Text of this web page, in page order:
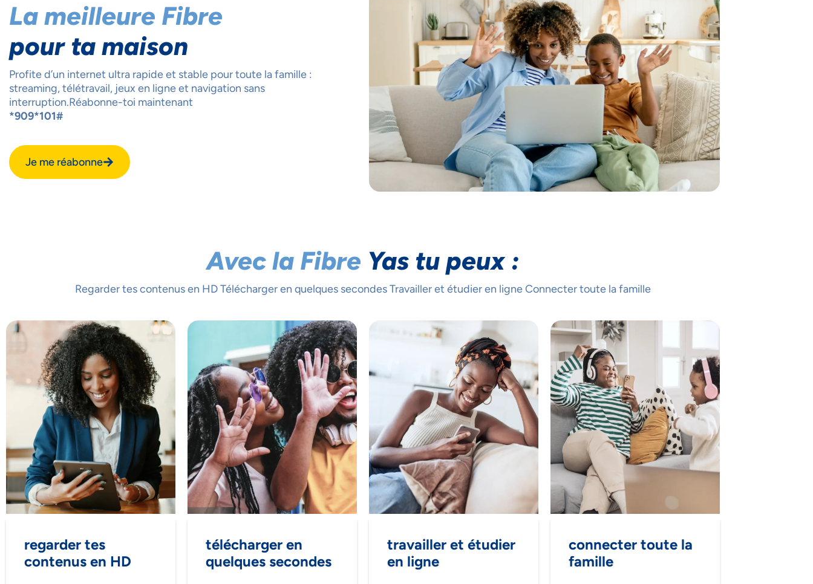
La meilleure Fibre
pour ta maison
Profite d’un internet ultra rapide et stable pour toute la famille :
streaming, télétravail, jeux en ligne et navigation sans
interruption.Réabonne-toi maintenant
*909*101#
Je me réabonne
Avec la Fibre Yas tu peux :
Regarder tes contenus en HD Télécharger en quelques secondes Travailler et étudier en ligne Connecter toute la famille
regarder tes
contenus en HD
télécharger en
quelques secondes
travailler et étudier
en ligne
connecter toute la
famille
NOUS ACCORDONS DE
L'IMPORTANCE À VOTRE VIE PRIVÉE
Accepter Préférences